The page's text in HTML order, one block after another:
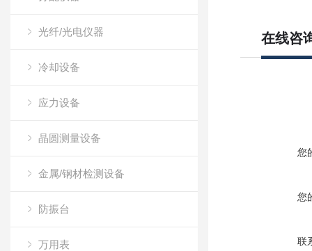
光纤/光电仪器
冷却设备
应力设备
晶圆测量设备
金属/钢材检测设备
防振台
万用表
在线咨
您
您
联